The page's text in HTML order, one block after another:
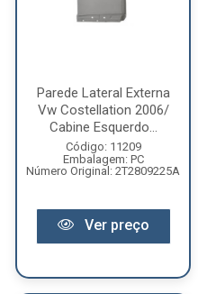
Parede Lateral Externa
Vw Costellation 2006/
Cabine Esquerdo...
Código: 11209
Embalagem: PC
Número Original: 2T2809225A
Ver preço